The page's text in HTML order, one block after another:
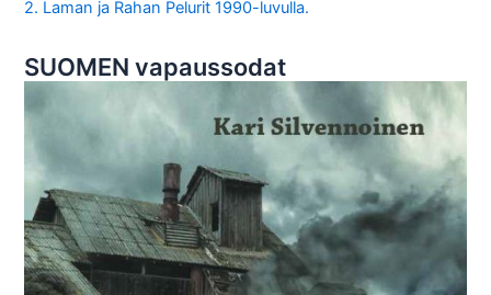
2. Laman ja Rahan Pelurit 1990-luvulla.
SUOMEN vapaussodat